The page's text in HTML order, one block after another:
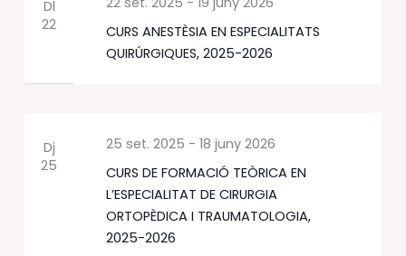
Dl
22
CURS ANESTÈSIA EN ESPECIALITATS
QUIRÚRGIQUES, 2025-2026
Dj
25
CURS DE FORMACIÓ TEÒRICA EN
L’ESPECIALITAT DE CIRURGIA
ORTOPÈDICA I TRAUMATOLOGIA,
2025-2026
25 set. 2025 - 18 juny 2026